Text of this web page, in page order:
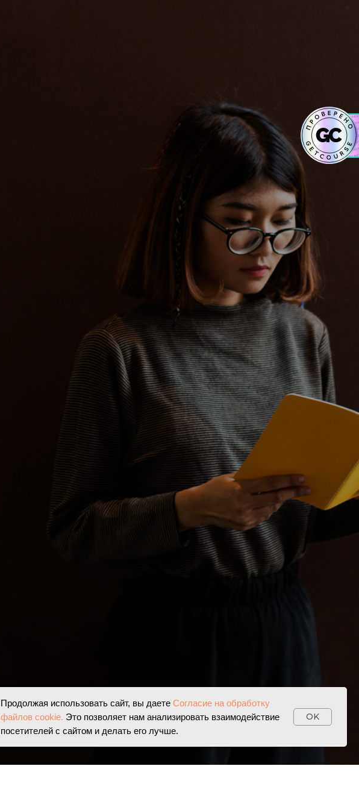
Продолжая использовать сайт, вы даете Согласие на обработку
файлов cookie. Это позволяет нам анализировать взаимодействие
посетителей с сайтом и делать его лучше.
OK